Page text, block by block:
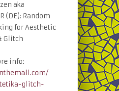
aka
(DE): Random
for Aesthetic
Glitch
info:
glitch-